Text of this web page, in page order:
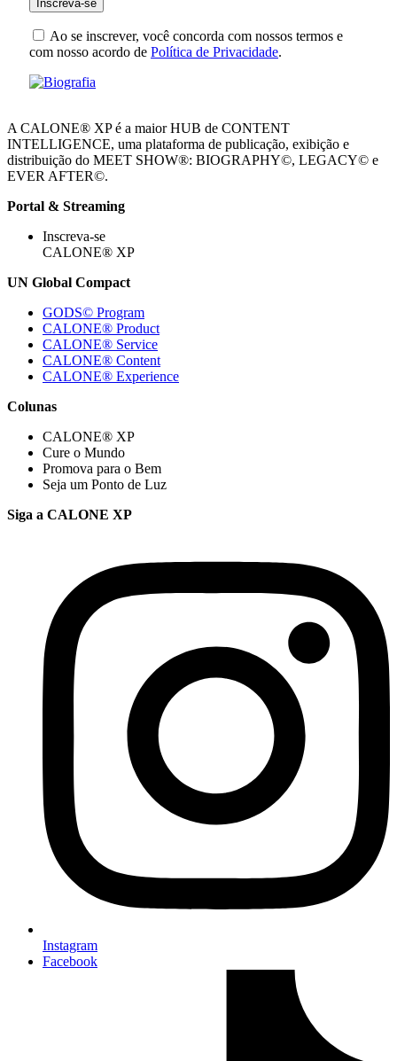
Ao se inscrever, você concorda com nossos termos e
com nosso acordo de Política de Privacidade.
A CALONE® XP é a maior HUB de CONTENT
INTELLIGENCE, uma plataforma de publicação, exibição e
distribuição do MEET SHOW®: BIOGRAPHY©, LEGACY© e
EVER AFTER©.
Portal & Streaming
Inscreva-se
CALONE® XP
UN Global Compact
GODS© Program
CALONE® Product
CALONE® Service
CALONE® Content
CALONE® Experience
Colunas
CALONE® XP
Cure o Mundo
Promova para o Bem
Seja um Ponto de Luz
Siga a CALONE XP
Instagram
Facebook